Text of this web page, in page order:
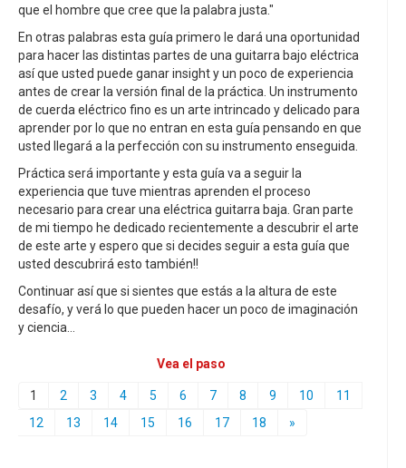
que el hombre que cree que la palabra justa."
En otras palabras esta guía primero le dará una oportunidad
para hacer las distintas partes de una guitarra bajo eléctrica
así que usted puede ganar insight y un poco de experiencia
antes de crear la versión final de la práctica. Un instrumento
de cuerda eléctrico fino es un arte intrincado y delicado para
aprender por lo que no entran en esta guía pensando en que
usted llegará a la perfección con su instrumento enseguida.
Práctica será importante y esta guía va a seguir la
experiencia que tuve mientras aprenden el proceso
necesario para crear una eléctrica guitarra baja. Gran parte
de mi tiempo he dedicado recientemente a descubrir el arte
de este arte y espero que si decides seguir a esta guía que
usted descubrirá esto también!!
Continuar así que si sientes que estás a la altura de este
desafío, y verá lo que pueden hacer un poco de imaginación
y ciencia...
Vea el paso
1 2 3 4 5 6 7 8 9 10
11
12
13 14 15 16 17 18 »